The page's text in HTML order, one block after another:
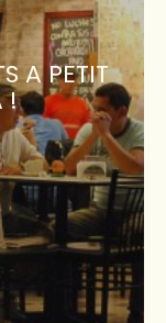
A PETIT
!